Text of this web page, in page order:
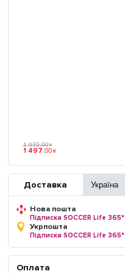
1 970.00 ₴
1 497 00 ₴
Доставка Україна
Нова пошта
Підписка SOCCER Life 365*
Укрпошта
Підписка SOCCER Life 365*
Оплата